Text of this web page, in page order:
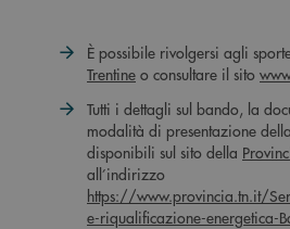
È possibile rivolgersi agli
Trentine o consultare il sito
Tutti i dettagli sul bando, la
modalità di presentazione
disponibili sul sito della
all’indirizzo
https://www.provincia.tn.it/
e-riqualificazione-energetica-